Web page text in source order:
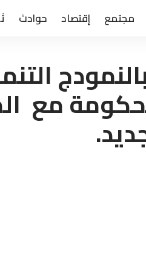
مجتمع إقتصاد حوادث
مع